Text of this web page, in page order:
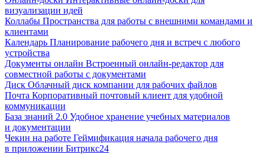
визуализации идей
Коллабы Пространства для работы с внешними командами и
клиентами
Календарь Планирование рабочего дня и встреч с любого
устройства
Документы онлайн Встроенный онлайн-редактор для
совместной работы с документами
Диск Облачный диск компании для рабочих файлов
Почта Корпоративный почтовый клиент для удобной
коммуникации
База знаний 2.0 Удобное хранение учебных материалов
и документации
Чекин на работе Геймификация начала рабочего дня
в приложении Битрикс24